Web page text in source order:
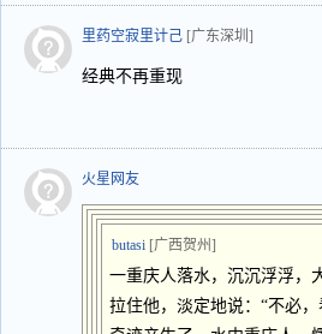
里药空寂里计己 [广东深圳]
经典不再重现
火星网友
butasi [广西贺州]
一重庆人落水，沉沉浮浮，
拉住他，淡定地说：“不必